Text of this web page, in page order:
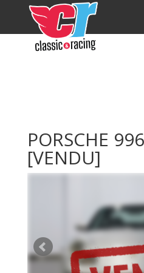
PORSCHE
[VENDU]